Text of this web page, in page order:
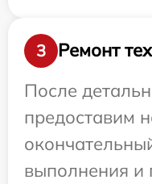
3
Ремонт
После
предоставим
выполнения и